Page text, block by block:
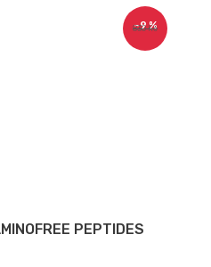
830 Kč
–9 %
PEPTIDES